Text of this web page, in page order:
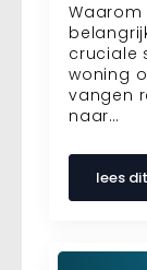
cruciale
woning
vangen
naar…
lees